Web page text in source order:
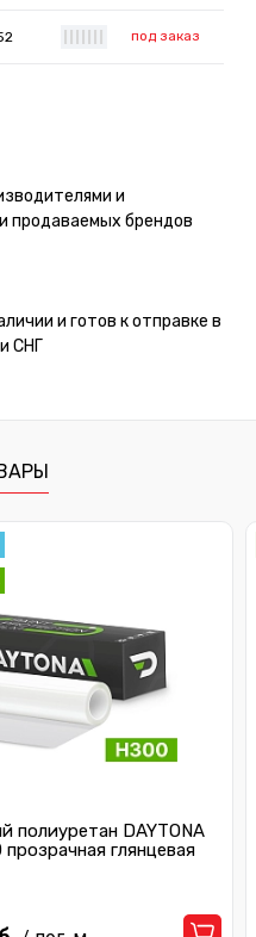
под заказ
и
продаваемых брендов
и готов к отправке в
СНГ
полиуретан DAYTONA
глянцевая